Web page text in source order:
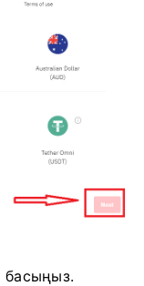
басыңыз.